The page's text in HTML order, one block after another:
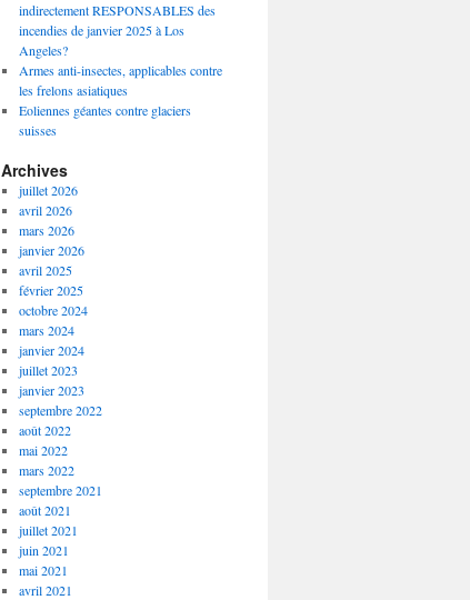
indirectement RESPONSABLES des
incendies de janvier 2025 à Los
Angeles?
Armes anti-insectes, applicables contre
les frelons asiatiques
Eoliennes géantes contre glaciers
suisses
Archives
juillet 2026
avril 2026
mars 2026
janvier 2026
avril 2025
février 2025
octobre 2024
mars 2024
janvier 2024
juillet 2023
janvier 2023
septembre 2022
août 2022
mai 2022
mars 2022
septembre 2021
août 2021
juillet 2021
juin 2021
mai 2021
avril 2021